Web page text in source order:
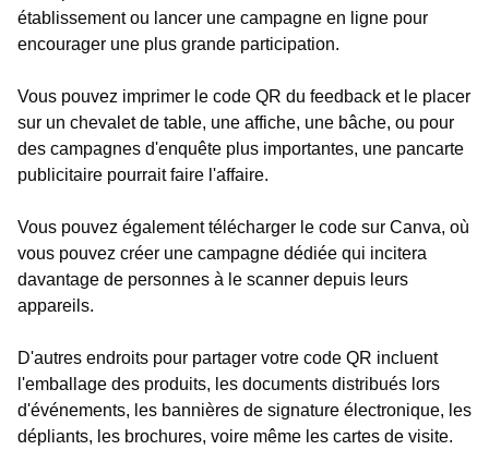
établissement ou lancer une campagne en ligne pour
encourager une plus grande participation.
Vous pouvez imprimer le code QR du feedback et le placer
sur un chevalet de table, une affiche, une bâche, ou pour
des campagnes d'enquête plus importantes, une pancarte
publicitaire pourrait faire l'affaire.
Vous pouvez également télécharger le code sur Canva, où
vous pouvez créer une campagne dédiée qui incitera
davantage de personnes à le scanner depuis leurs
appareils.
D'autres endroits pour partager votre code QR incluent
l'emballage des produits, les documents distribués lors
d'événements, les bannières de signature électronique, les
dépliants, les brochures, voire même les cartes de visite.